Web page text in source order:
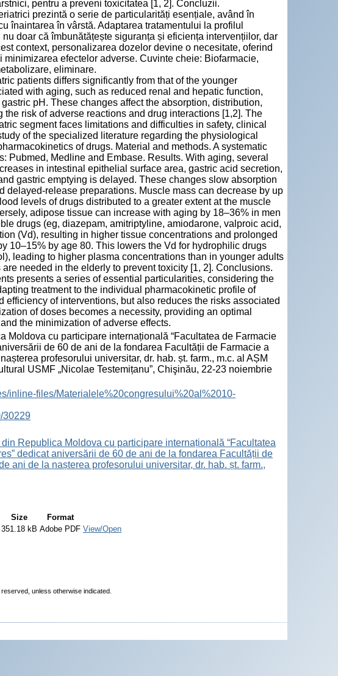
pentru a preveni toxicitatea [1, 2]. Concluzii.
prezintă o serie de particularități esențiale, având în
înaintarea în vârstă. Adaptarea tratamentului la profilul
doar că îmbunătățește siguranța și eficiența intervențiilor, dar
context, personalizarea dozelor devine o necesitate, oferind
efectelor adverse. Cuvinte cheie: Biofarmacie,
eliminare.
patients differs significantly from that of the younger
with aging, such as reduced renal and hepatic function,
pH. These changes affect the absorption, distribution,
risk of adverse reactions and drug interactions [1,2]. The
segment faces limitations and difficulties in safety, clinical
of the specialized literature regarding the physiological
of drugs. Material and methods. A systematic
Pubmed, Medline and Embase. Results. With aging, several
in intestinal epithelial surface area, gastric acid secretion,
gastric emptying is delayed. These changes slow absorption
delayed-release preparations. Muscle mass can decrease by up
levels of drugs distributed to a greater extent at the muscle
adipose tissue can increase with aging by 18–36% in men
drugs (eg, diazepam, amitriptyline, amiodarone, valproic acid,
(Vd), resulting in higher tissue concentrations and prolonged
10–15% by age 80. This lowers the Vd for hydrophilic drugs
leading to higher plasma concentrations than in younger adults
needed in the elderly to prevent toxicity [1, 2]. Conclusions.
presents a series of essential particularities, considering the
treatment to the individual pharmacokinetic profile of
of interventions, but also reduces the risks associated
of doses becomes a necessity, providing an optimal
the minimization of adverse effects.
Moldova cu participare internațională “Facultatea de Farmacie
de 60 de ani de la fondarea Facultății de Farmacie a
profesorului universitar, dr. hab. șt. farm., m.c. al AȘM
USMF „Nicolae Testemițanu”, Chişinău, 22-23 noiembrie
inline-files/Materialele%20congresului%20al%2010-
30229
Republica Moldova cu participare internațională “Facultatea
dedicat aniversării de 60 de ani de la fondarea Facultății de
ani de la nașterea profesorului universitar, dr. hab. șt. farm.,
Size
Format
351.18 kB Adobe PDF View/Open
unless otherwise indicated.